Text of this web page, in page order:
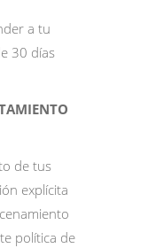
a tu
30 días
de tus
explícita
política de